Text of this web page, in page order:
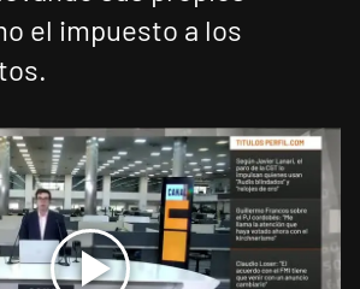
el impuesto a los